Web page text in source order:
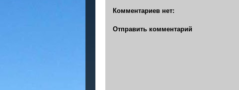
Комментариев нет:
Отправить комментарий